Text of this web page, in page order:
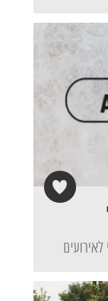
לאירועים